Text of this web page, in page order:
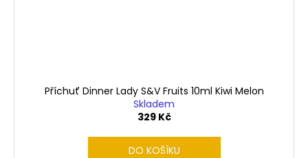
Příchuť Dinner Lady S&V Fruits 10ml Kiwi Melon
Skladem
329 Kč
DO KOŠÍKU